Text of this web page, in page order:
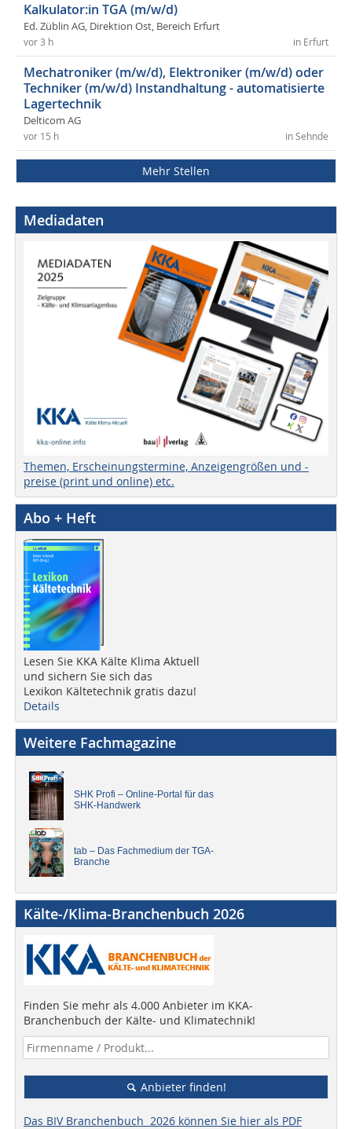
Kalkulator:in TGA (m/w/d)
Ed. Züblin AG, Direktion Ost, Bereich Erfurt
in Erfurt
vor 3 h
Mechatroniker (m/w/d), Elektroniker (m/w/d) oder
Techniker (m/w/d) Instandhaltung - automatisierte
Lagertechnik
Delticom AG
in Sehnde
vor 15 h
Mehr Stellen
Mediadaten
Themen, Erscheinungstermine, Anzeigengrößen und -
preise (print und online) etc.
Abo + Heft
Lesen Sie KKA Kälte Klima Aktuell
und sichern Sie sich das
Lexikon Kältetechnik gratis dazu!
Details
Weitere Fachmagazine
SHK Profi – Online-Portal für das
SHK-Handwerk
tab – Das Fachmedium der TGA-
Branche
Kälte-/Klima-Branchenbuch 2026
Finden Sie mehr als 4.000 Anbieter im KKA-
Branchenbuch der Kälte- und Klimatechnik!
Anbieter finden!
Das BIV Branchenbuch 2026 können Sie hier als PDF